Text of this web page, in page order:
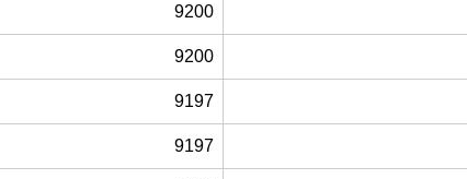
9200
9200
9197
9197